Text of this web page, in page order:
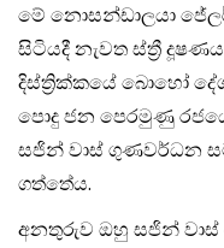
මේ නොසන්ඩාලයා
සිටියදී නැවත ස්ත්‍රී
දිස්ත්‍රික්කයේ බොහෝ
පොදු ජන පෙරමුණු
සජින් වාස් ගුණවර්ධන
ගත්තේය.
අනතුරුව ඔහු සජින්